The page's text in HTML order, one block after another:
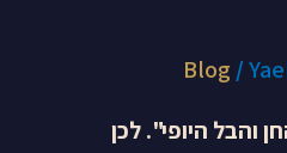
Blog /
והבל היופי". לכן